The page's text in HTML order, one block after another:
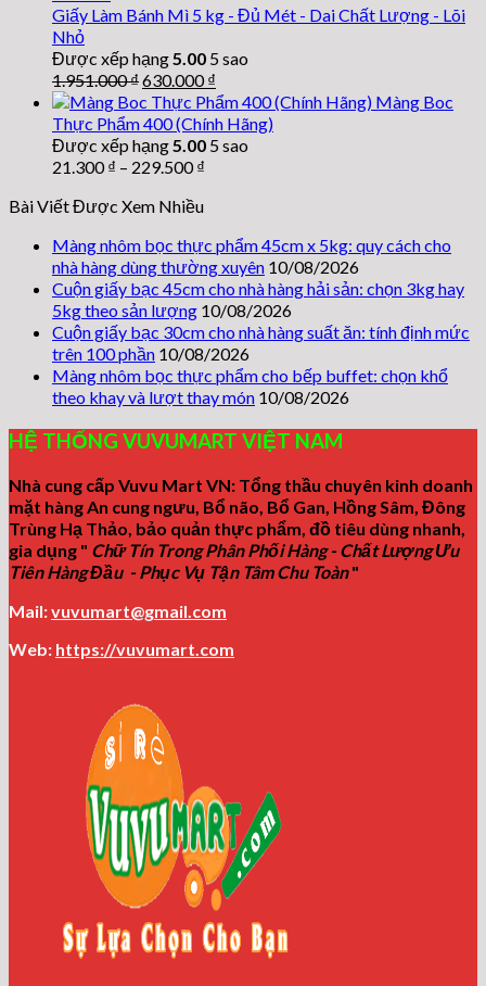
263.415 ₫. là:
Giấy Làm Bánh Mì 5 kg - Đủ Mét - Dai Chất Lượng - Lõi
Nhỏ
Được xếp hạng5.00 5 sao
1.951.000₫Giá
gốc
là:
1.951.000 ₫.
630.000₫
hiện
tại
là:
Màng Boc
Thực Phẩm 400 (Chính Hãng)
Được xếp hạng5.00 5 sao
21.300₫ – 229.500₫
Bài Viết Được Xem Nhiều
Màng nhôm bọc thực phẩm 45cm x 5kg: quy cách cho
nhà hàng dùng thường xuyên 10/08/2026
Cuộn giấy bạc 45cm cho nhà hàng hải sản: chọn 3kg hay
5kg theo sản lượng 10/08/2026
Cuộn giấy bạc 30cm cho nhà hàng suất ăn: tính định mức
trên 100 phần 10/08/2026
Màng nhôm bọc thực phẩm cho bếp buffet: chọn khổ
theo khay và lượt thay món 10/08/2026
HỆ THỐNG VUVUMART VIỆT NAM
Nhà cung cấp Vuvu Mart VN: Tổng thầu chuyên kinh doanh
mặt hàng An cung ngưu, Bổ não, Bổ Gan, Hồng Sâm, Đông
Trùng Hạ Thảo, bảo quản thực phẩm, đồ tiêu dùng nhanh,
gia dụng " Chữ Tín Trong Phân Phối Hàng - Chất Lượng Ưu
Tiên Hàng Đầu - Phục Vụ Tận Tâm Chu Toàn"
Mail:vuvumart@gmail.com
Web: https://vuvumart.com